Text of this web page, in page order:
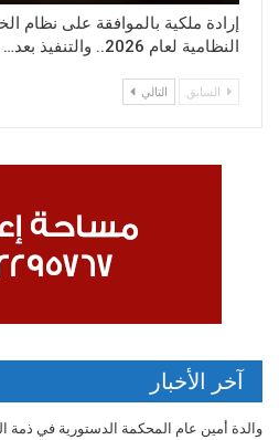
إرادة ملكية بالموافقة على نظام
النظامية لعام 2026.. والتنفيذ بعد…
السابق التالي
آخر الأخبار
والدة أمين عام المحكمة الدستورية في ذمة